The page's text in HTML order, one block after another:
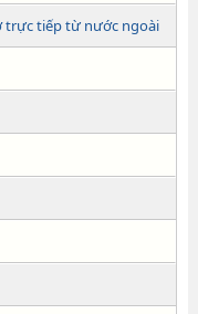
trực tiếp từ nước ngoài